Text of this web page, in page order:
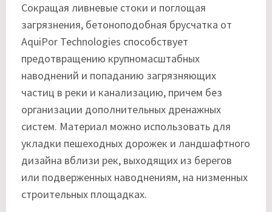
Сокращая ливневые стоки и поглощая
загрязнения, бетоноподобная брусчатка от
AquiPor Technologies способствует
предотвращению крупномасштабных
наводнений и попаданию загрязняющих
частиц в реки и канализацию, причем без
организации дополнительных дренажных
систем. Материал можно использовать для
укладки пешеходных дорожек и ландшафтного
дизайна вблизи рек, выходящих из берегов
или подверженных наводнениям, на низменных
строительных площадках.